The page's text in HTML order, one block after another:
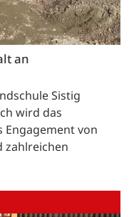
an
Sistig
wird das
von
zahlreichen